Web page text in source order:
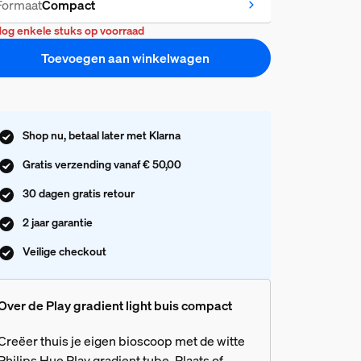
Compact
enkele stuks op voorraad
Toevoegen aan winkelwagen
Shop nu, betaal later met Klarna
Gratis verzending vanaf € 50,00
30 dagen gratis retour
2 jaar garantie
Veilige checkout
de Play gradient light buis compact
thuis je eigen bioscoop met de witte